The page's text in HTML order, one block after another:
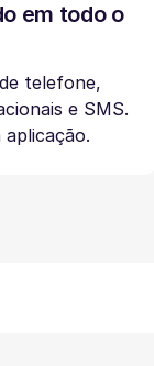
em todo o
telefone,
e SMS.